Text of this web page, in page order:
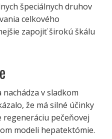
špeciálnych druhov
celkového
zapojiť širokú škálu
v sladkom
že má silné účinky
regeneráciu pečeňovej
modeli hepatektómie.